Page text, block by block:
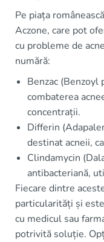
Pe piața
Aczone, care pot
cu probleme de
numără:
Benzac
combaterea
concentrații.
Differin
destinat acneii,
Clindamycin
antibacteriană,
Fiecare dintre
particularități și
cu medicul sau
potrivită soluție.